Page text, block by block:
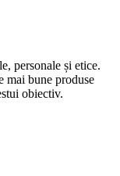
personale și etice.
mai bune produse
obiectiv.